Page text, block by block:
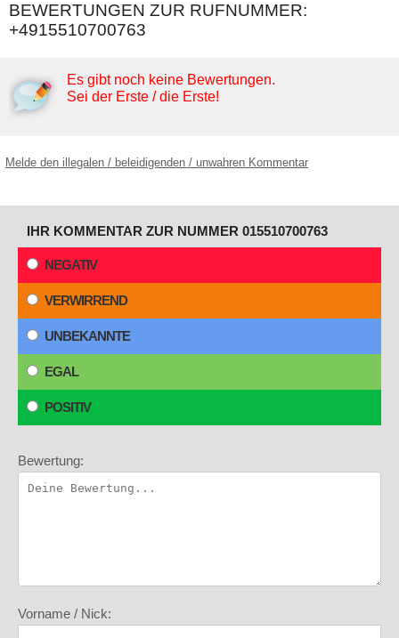
BEWERTUNGEN ZUR RUFNUMMER:
+4915510700763
Es gibt noch keine Bewertungen.
Sei der Erste / die Erste!
Melde den illegalen / beleidigenden / unwahren Kommentar
IHR KOMMENTAR ZUR NUMMER 015510700763
NEGATIV
VERWIRREND
UNBEKANNTE
EGAL
POSITIV
Bewertung:
Vorname / Nick: